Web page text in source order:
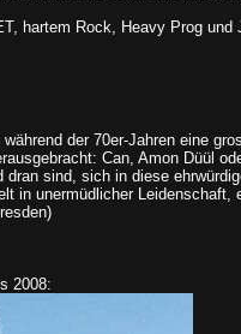
hartem Rock, Heavy Prog
der 70er-Jahren eine
Can, Amon Düül
sind, sich in diese
in unermüdlicher
2008: